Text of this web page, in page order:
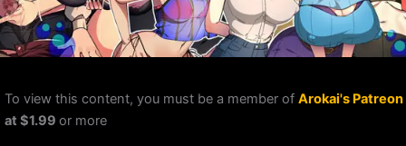
To view this content, you must be a member of Arokai's Patreon
at $1.99 or more